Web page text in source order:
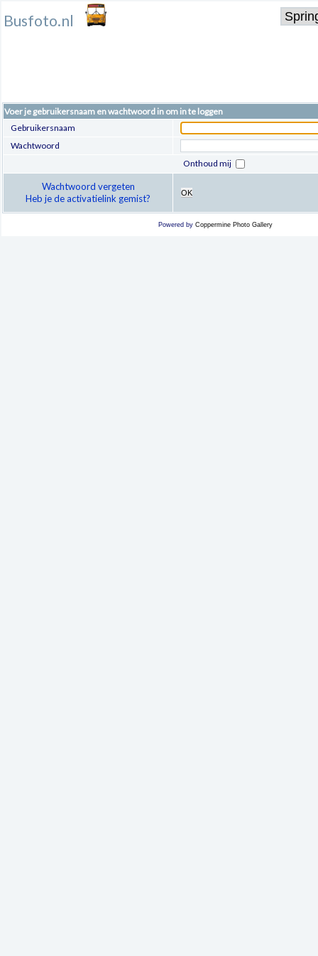
Busfoto.nl
Voer je gebruikersnaam en wachtwoord in om in te loggen
Gebruikersnaam
Wachtwoord
Onthoud mij
Wachtwoord vergeten
Heb je de activatielink gemist?
OK
Powered by Coppermine Photo Gallery